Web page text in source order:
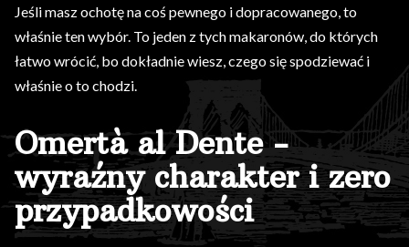
Jeśli masz ochotę na coś pewnego i dopracowanego, to
właśnie ten wybór. To jeden z tych makaronów, do których
łatwo wrócić, bo dokładnie wiesz, czego się spodziewać i
właśnie o to chodzi.
Omertà al Dente -
wyraźny charakter i zero
przypadkowości